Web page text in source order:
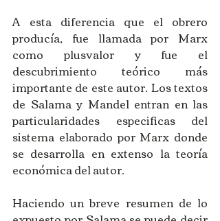
A esta diferencia que el obrero
producía, fue llamada por Marx
como plusvalor y fue el
descubrimiento teórico más
importante de este autor. Los textos
de Salama y Mandel entran en las
particularidades especificas del
sistema elaborado por Marx donde
se desarrolla en extenso la teoría
económica del autor.
Haciendo un breve resumen de lo